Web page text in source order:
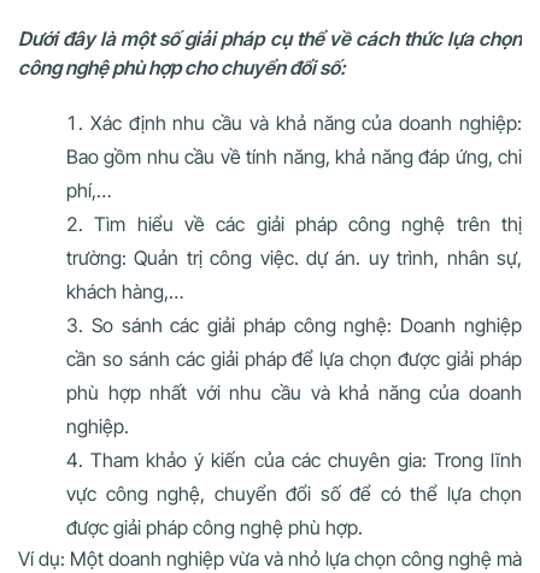
Dưới đây là một số giải pháp cụ thể về cách thức lựa chọn
công nghệ phù hợp cho chuyển đổi số:
Xác định nhu cầu và khả năng của doanh nghiệp:
Bao gồm nhu cầu về tính năng, khả năng đáp ứng, chi
phí,…
Tìm hiểu về các giải pháp công nghệ trên thị
trường: Quản trị công việc. dự án. uy trình, nhân sự,
khách hàng,…
So sánh các giải pháp công nghệ: Doanh nghiệp
cần so sánh các giải pháp để lựa chọn được giải pháp
phù hợp nhất với nhu cầu và khả năng của doanh
nghiệp.
Tham khảo ý kiến của các chuyên gia: Trong lĩnh
vực công nghệ, chuyển đổi số để có thể lựa chọn
được giải pháp công nghệ phù hợp.
Ví dụ: Một doanh nghiệp vừa và nhỏ lựa chọn công nghệ mà